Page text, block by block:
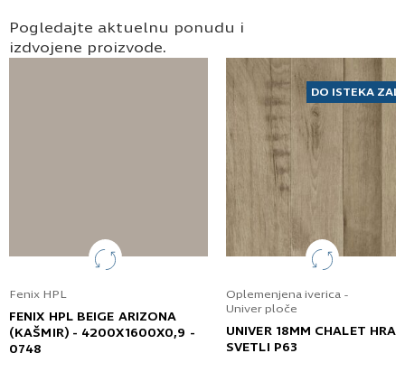
Pogledajte aktuelnu ponudu i
izdvojene proizvode.
Fenix HPL
FENIX HPL BEIGE ARIZONA
(KAŠMIR) - 4200X1600X0,9 -
0748
DO ISTEKA
Oplemenjena iverica -
Univer ploče
UNIVER 18MM CHALET
SVETLI P63